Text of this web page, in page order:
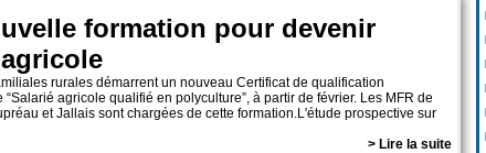
formation pour devenir
rurales démarrent un nouveau Certificat de qualification
agricole qualifié en polyculture”, à partir de février. Les MFR de
et Jallais sont chargées de cette formation.L'étude prospective sur
> Lire la suite